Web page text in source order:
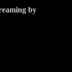
by